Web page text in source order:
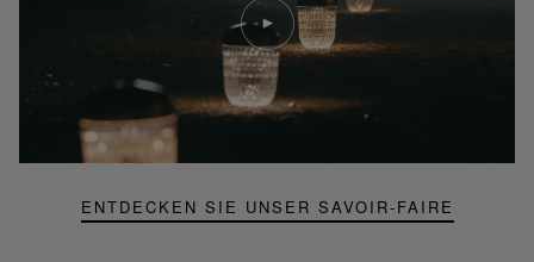
ENTDECKEN SIE UNSER SAVOIR-FAIRE
abspielen
YouTube-
Video,
Folia
Mini-
Portable-